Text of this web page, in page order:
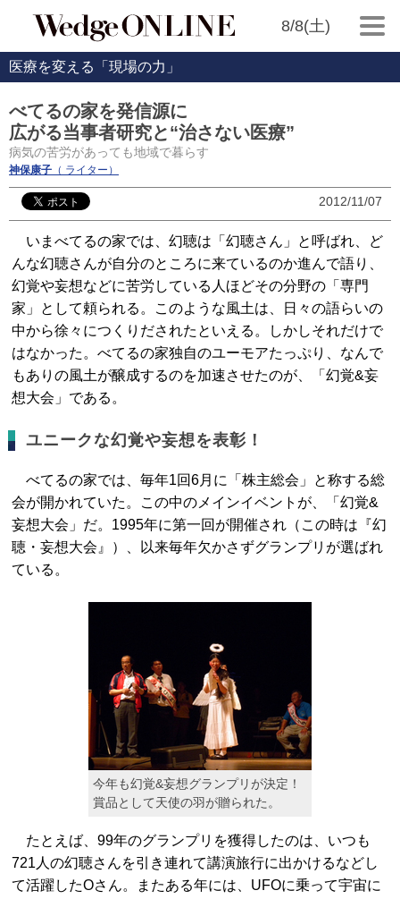
8/8(土)
医療を変える「現場の力」
べてるの家を発信源に
広がる当事者研究と“治さない医療”
病気の苦労があっても地域で暮らす
神保康子 （ ライター）
2012/11/07
いまべてるの家では、幻聴は「幻聴さん」と呼ばれ、ど
んな幻聴さんが自分のところに来ているのか進んで語り、
幻覚や妄想などに苦労している人ほどその分野の「専門
家」として頼られる。このような風土は、日々の語らいの
中から徐々につくりだされたといえる。しかしそれだけで
はなかった。べてるの家独自のユーモアたっぷり、なんで
もありの風土が醸成するのを加速させたのが、「幻覚&妄
想大会」である。
ユニークな幻覚や妄想を表彰！
べてるの家では、毎年1回6月に「株主総会」と称する総
会が開かれていた。この中のメインイベントが、「幻覚&
妄想大会」だ。1995年に第一回が開催され（この時は『幻
聴・妄想大会』）、以来毎年欠かさずグランプリが選ばれ
ている。
今年も幻覚&妄想グランプリが決定！
賞品として天使の羽が贈られた。
たとえば、99年のグランプリを獲得したのは、いつも
721人の幻聴さんを引き連れて講演旅行に出かけるなどし
て活躍したOさん。またある年には、UFOに乗って宇宙に